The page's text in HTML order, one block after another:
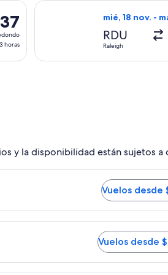
horas
desde Raleigh hacia Nueva
mié, 18 nov. -
RDU
Raleigh
Seleccionar
y la disponibilidad están sujetos a
El tiempo promedio del
Vuelos desde
al centro es de 16 minutos. Vuelos
Vuelos desde